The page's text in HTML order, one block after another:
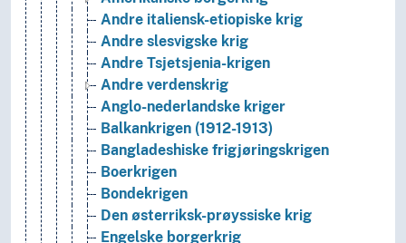
Andre italiensk-etiopiske krig
Andre slesvigske krig
Andre Tsjetsjenia-krigen
Andre verdenskrig
Anglo-nederlandske kriger
Balkankrigen (1912-1913)
Bangladeshiske frigjøringskrigen
Boerkrigen
Bondekrigen
Den østerriksk-prøyssiske krig
Engelske borgerkrig